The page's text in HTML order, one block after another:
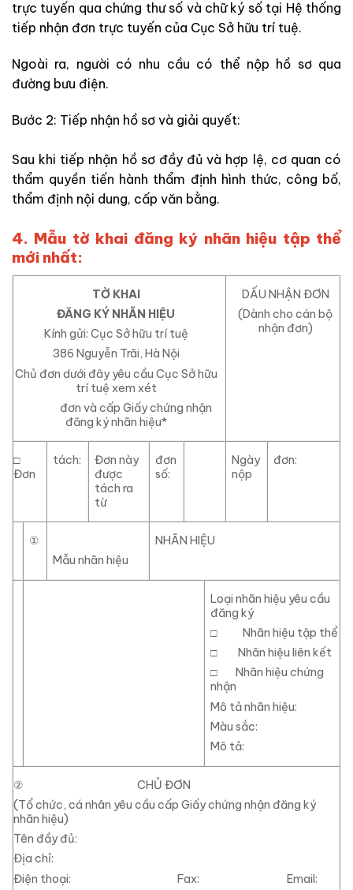
trực tuyến qua chứng thư số và chữ ký số tại Hệ thống
tiếp nhận đơn trực tuyến của Cục Sở hữu trí tuệ.
Ngoài ra, người có nhu cầu có thể nộp hồ sơ qua
đường bưu điện.
Bước 2: Tiếp nhận hồ sơ và giải quyết:
Sau khi tiếp nhận hồ sơ đầy đủ và hợp lệ, cơ quan có
thẩm quyền tiến hành thẩm định hình thức, công bố,
thẩm định nội dung, cấp văn bằng.
4. Mẫu tờ khai đăng ký nhãn hiệu tập thể
mới nhất:
TỜ KHAI
ĐĂNG KÝ NHÃN HIỆU
Kính gửi: Cục Sở hữu trí tuệ
386 Nguyễn Trãi, Hà Nội
Chủ đơn dưới đây yêu cầu Cục Sở hữu
trí tuệ xem xét
đơn và cấp Giấy chứng nhận
đăng ký nhãn hiệu*
DẤU NHẬN ĐƠN
(Dành cho cán bộ
nhận đơn)
□
Đơn
tách:
Đơn này
được
tách ra
từ
đơn
số:
Ngày
nộp
đơn:
①
Mẫu nhãn hiệu
NHÃN HIỆU
Loại nhãn hiệu yêu cầu
đăng ký
□Nhãn hiệu tập thể
□Nhãn hiệu liên kết
□
Nhãn hiệu chứng
nhận
Mô tả nhãn hiệu:
Màu sắc:
Mô tả:
② CHỦ ĐƠN
(Tổ chức, cá nhân yêu cầu cấp Giấy chứng nhận đăng ký
nhãn hiệu)
Tên đầy đủ:
Địa chỉ:
Điện thoại: Fax: Email: